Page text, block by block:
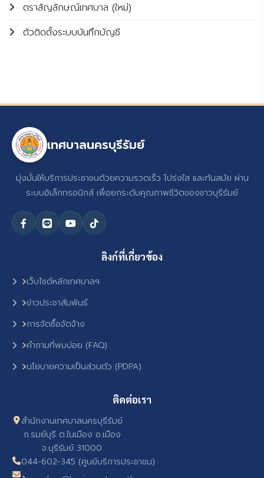
ตราสัญลักษณ์เทศบาล (ใหม่)
ตัวติดตั้งระบบบันทึกบัญชี
เทศบาลนครบุรีรัมย์
มุ่งมั่นให้บริการประชาชนด้วยความรวดเร็ว โปร่งใส และทันสมัย ผ่าน
ระบบอิเล็กทรอนิกส์ เพื่อยกระดับคุณภาพชีวิตของชาวบุรีรัมย์
ลิงก์ที่เกี่ยวข้อง
เว็บไซต์หลักเทศบาลฯ
ข่าวประชาสัมพันธ์
การจัดซื้อจัดจ้าง
คำถามที่พบบ่อย (FAQ)
นโยบายความเป็นส่วนตัว (PDPA)
ติดต่อเรา
สำนักงานเทศบาลนครบุรีรัมย์
ถ.รมย์บุรี ต.ในเมือง อ.เมือง
จ.บุรีรัมย์ 31000
044-602-345 (ศูนย์บริการประชาชน)